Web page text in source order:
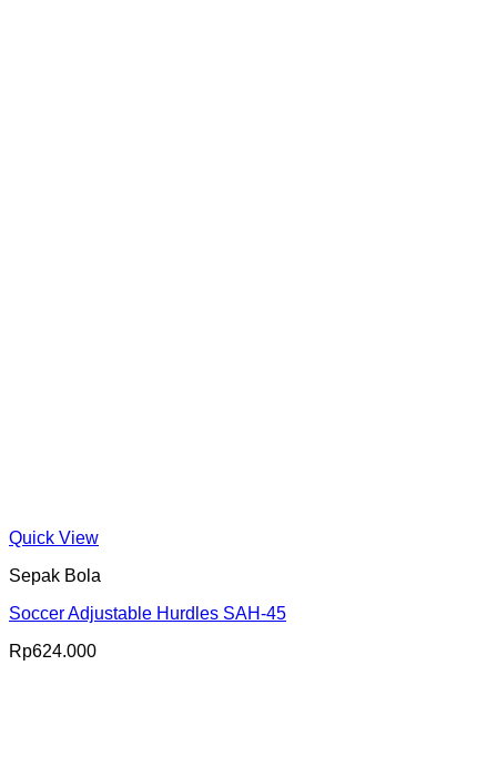
Quick View
Sepak Bola
Soccer Adjustable Hurdles SAH-45
Rp624.000